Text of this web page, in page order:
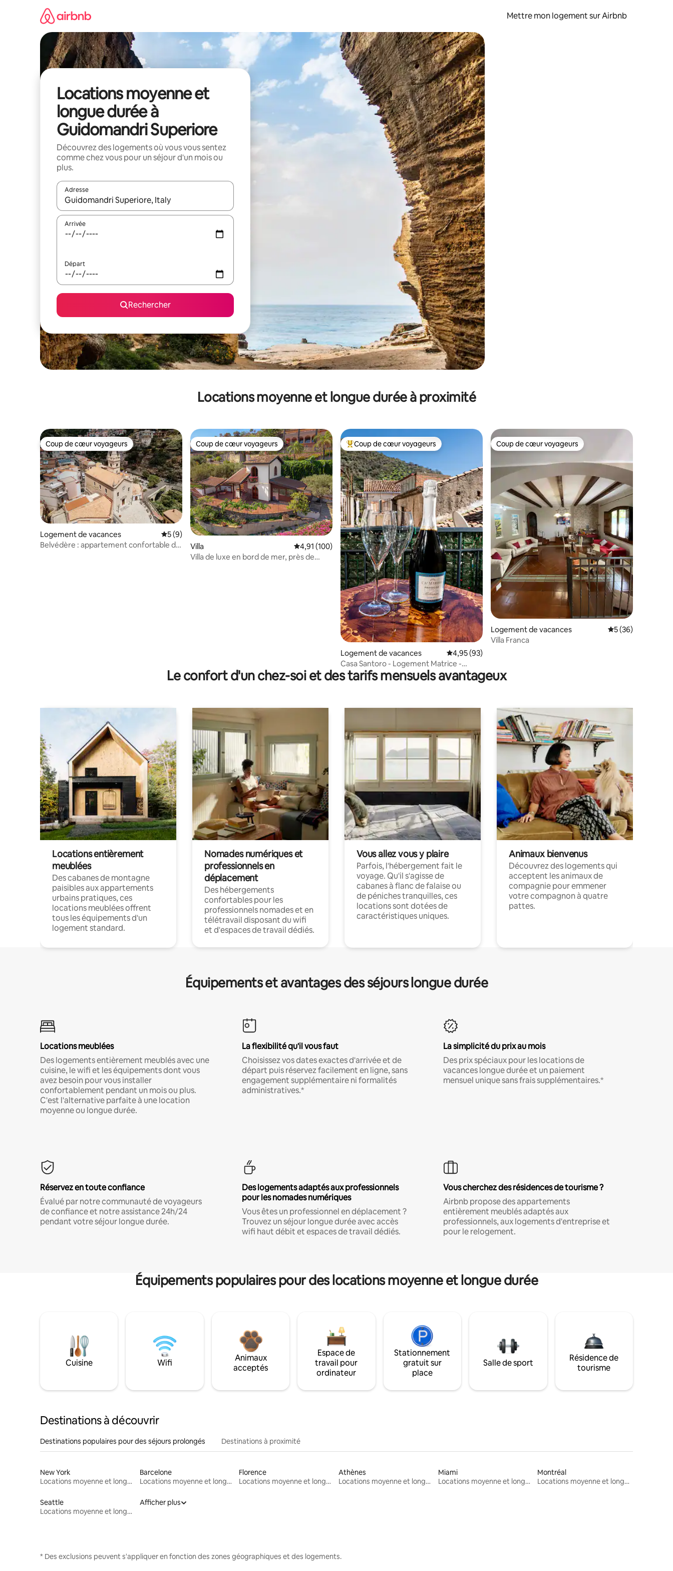
Mettre mon logement sur Airbnb
Locations moyenne et
longue durée à
Guidomandri Superiore
Découvrez des logements où vous vous sentez
comme chez vous pour un séjour d'un mois ou
plus.
Adresse
Lorsque les résultats s'affichent, utilisez les flèches vers le haut et vers le bas pour les parcourir ou en appuyant et en faisant glisser.
Arrivée
Départ
Rechercher
Locations moyenne et longue durée à proximité
Coup de cœur voyageurs
Coup de cœur voyageurs
Logement de vacances Évaluation moyenne sur la base de 9 commentaires : 5 sur 5
5 (9)
Belvédère : appartement confortable de
Coup de cœur voyageurs
Coup de cœur voyageurs
Villa Évaluation moyenne sur la base de 100 commentaires : 4,91 sur 5
4,91 (100)
Villa de luxe en bord de mer, près de
Coups de cœur voyageurs les plus appréciés
Coup de cœur voyageurs
Logement de vacances Évaluation moyenne sur la base de 93 commentaires : 4,95 sur 5
4,95 (93)
Casa Santoro - Logement Matrice -
Fiumedinisi
Coup de cœur voyageurs
Coup de cœur voyageurs
Logement de vacances Évaluation
5 (36)
Villa Franca
Le confort d'un chez-soi et des tarifs mensuels avantageux
Locations entièrement
meublées
Des cabanes de montagne
paisibles aux appartements
urbains pratiques, ces
locations meublées offrent
tous les équipements d'un
logement standard.
Nomades numériques et
professionnels en
déplacement
Des hébergements
confortables pour les
professionnels nomades et en
télétravail disposant du wifi
et d'espaces de travail dédiés.
Vous allez vous y plaire
Parfois, l'hébergement fait le
voyage. Qu'il s'agisse de
cabanes à flanc de falaise ou
de péniches tranquilles, ces
locations sont dotées de
caractéristiques uniques.
Animaux bienvenus
Découvrez des logements qui
acceptent les animaux de
compagnie pour emmener
votre compagnon à quatre
pattes.
Équipements et avantages des séjours longue durée
Locations meublées
Des logements entièrement meublés avec une
cuisine, le wifi et les équipements dont vous
avez besoin pour vous installer
confortablement pendant un mois ou plus.
C'est l'alternative parfaite à une location
moyenne ou longue durée.
La flexibilité qu'il vous faut
Choisissez vos dates exactes d'arrivée et de
départ puis réservez facilement en ligne, sans
engagement supplémentaire ni formalités
administratives.*
La simplicité du prix au mois
Des prix spéciaux pour les locations de
vacances longue durée et un paiement
mensuel unique sans frais supplémentaires.*
Réservez en toute confiance
Évalué par notre communauté de voyageurs
de confiance et notre assistance 24h/24
pendant votre séjour longue durée.
Des logements adaptés aux professionnels
pour les nomades numériques
Vous êtes un professionnel en déplacement ?
Trouvez un séjour longue durée avec accès
wifi haut débit et espaces de travail dédiés.
Vous cherchez des résidences de tourisme ?
Airbnb propose des appartements
entièrement meublés adaptés aux
professionnels, aux logements d'entreprise et
pour le relogement.
Équipements populaires pour des locations moyenne et longue durée
Cuisine Wifi
Animaux
acceptés
Espace de
travail pour
ordinateur
Stationnement
gratuit sur
place
Salle de sport
Résidence de
tourisme
Destinations à découvrir
Destinations populaires pour des séjours prolongés Destinations à proximité
New York
Locations moyenne et longue durée
Barcelone
Locations moyenne et longue durée
Florence
Locations moyenne et longue durée
Athènes
Locations moyenne et longue durée
Miami
Locations moyenne et longue durée
Montréal
Locations moyenne et longue durée
Seattle
Locations moyenne et longue durée
Afficher plus
* Des exclusions peuvent s'appliquer en fonction des zones géographiques et des logements.